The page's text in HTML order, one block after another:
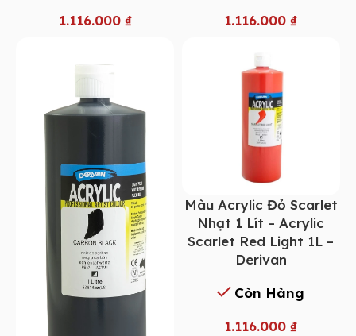
1.116.000 ₫
1.116.000₫
Màu Acrylic Đỏ Scarlet
Nhạt 1 Lít – Acrylic
Scarlet Red Light 1L –
Derivan
Còn Hàng
1.116.000₫